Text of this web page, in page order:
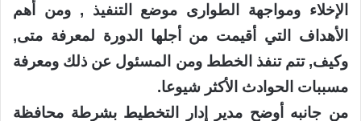
الإخلاء ومواجهة الطوارى موضع التنفيذ , ومن أهم
الأهداف التي أقيمت من أجلها الدورة لمعرفة متى,
وكيف, تتم تنفذ الخطط ومن المسئول عن ذلك ومعرفة
مسببات الحوادث الأكثر شيوعا.
من جانبه أوضح مدير إدار التخطيط بشرطة محافظة